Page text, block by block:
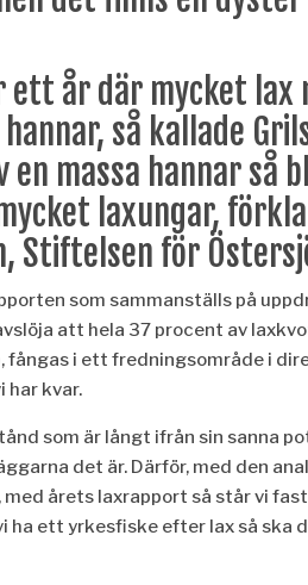
år där mycket lax
så kallade
en massa hannar så
laxungar,
Stiftelsen för
som sammanställs på
att hela 37 procent av
i ett fredningsområde i
har kvar.
som är långt ifrån sin sanna
det är. Därför, med den
med årets laxrapport så står vi
ha ett yrkesfiske efter lax så